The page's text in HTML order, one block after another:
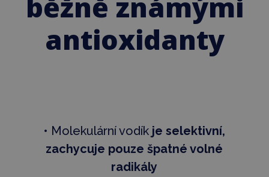
antioxidanty
• Molekulární vodík je selektivní,
zachycuje pouze špatné volné
radikály